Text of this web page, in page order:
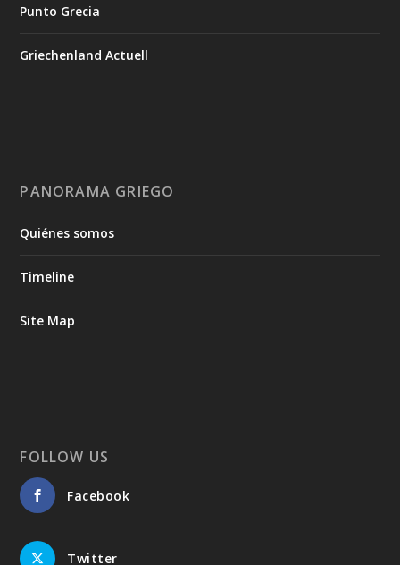
Punto Grecia
Griechenland Actuell
PANORAMA GRIEGO
Quiénes somos
Timeline
Site Map
FOLLOW US
Facebook
Twitter